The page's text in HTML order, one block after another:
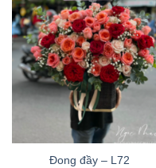
Đong đầy – L72